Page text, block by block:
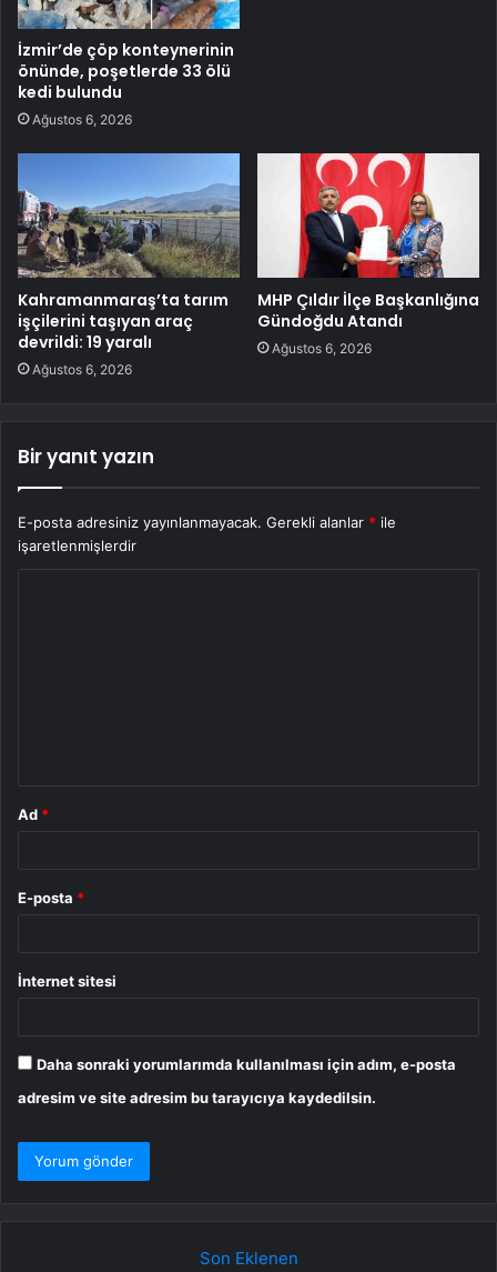
İzmir’de çöp konteynerinin
önünde, poşetlerde 33 ölü
kedi bulundu
Ağustos 6, 2026
Kahramanmaraş’ta tarım
işçilerini taşıyan araç
devrildi: 19 yaralı
Ağustos 6, 2026
MHP Çıldır İlçe Başkanlığına
Gündoğdu Atandı
Ağustos 6, 2026
Bir yanıt yazın
E-posta adresiniz yayınlanmayacak. Gerekli alanlar * ile
işaretlenmişlerdir
Ad *
E-posta *
İnternet sitesi
Daha sonraki yorumlarımda kullanılması için adım, e-posta
adresim ve site adresim bu tarayıcıya kaydedilsin.
Son Eklenen